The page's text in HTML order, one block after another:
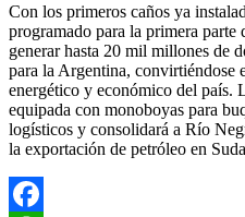
Con los primeros caños ya
programado para la primera
generar hasta 20 mil millones de
para la Argentina, convirtiéndose
energético y económico del país.
equipada con monoboyas para
logísticos y consolidará a Río
la exportación de petróleo en